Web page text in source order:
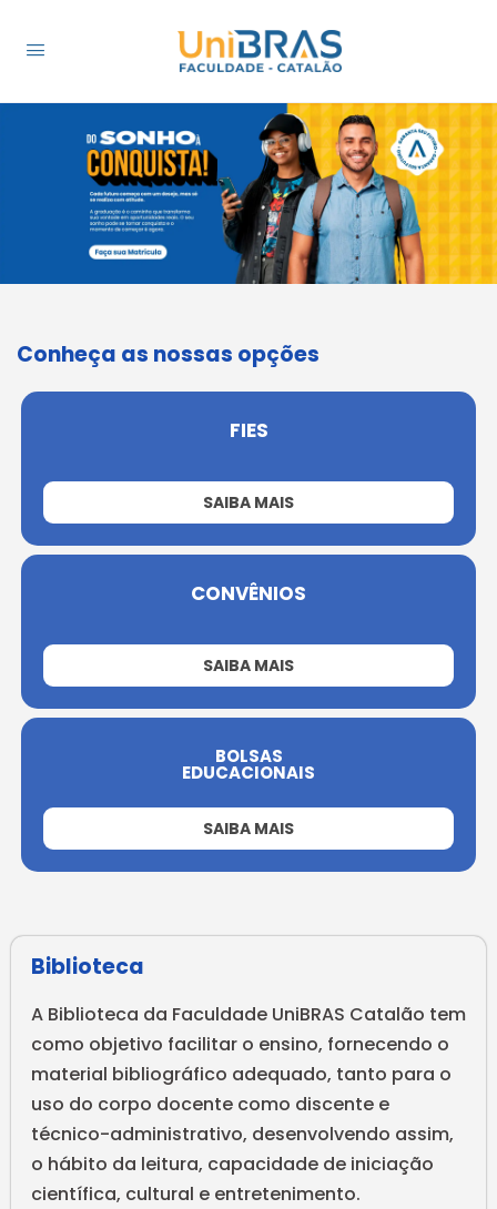
Conheça as nossas opções
FIES
SAIBA MAIS
CONVÊNIOS
SAIBA MAIS
BOLSAS
EDUCACIONAIS
SAIBA MAIS
Biblioteca
A Biblioteca da Faculdade UniBRAS Catalão tem
como objetivo facilitar o ensino, fornecendo o
material bibliográfico adequado, tanto para o
uso do corpo docente como discente e
técnico-administrativo, desenvolvendo assim,
o hábito da leitura, capacidade de iniciação
científica, cultural e entretenimento.